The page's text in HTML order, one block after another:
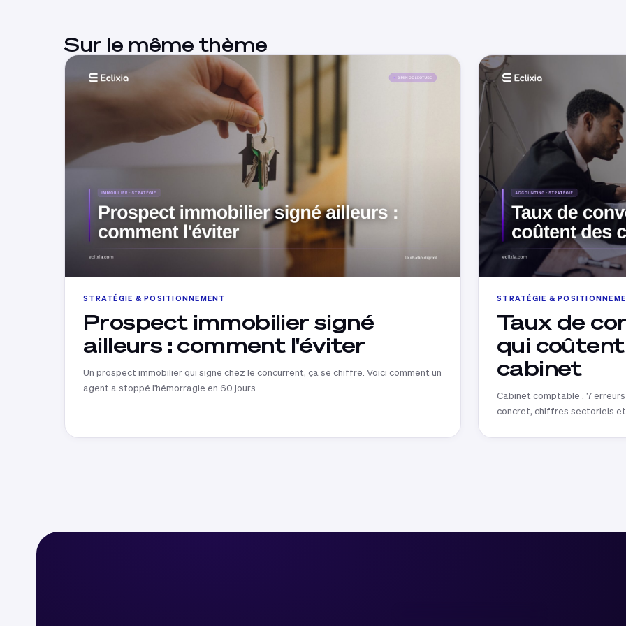
Sur le même thème
STRATÉGIE & POSITIONNEMENT
Prospect immobilier signé
ailleurs : comment l'éviter
Un prospect immobilier qui signe chez le concurrent, ça se chiffre. Voici comment un
agent a stoppé l'hémorragie en 60 jours.
STRATÉGIE &
Taux de
qui
cabinet
Cabinet comptable : 7
concret, chiffres sectoriels